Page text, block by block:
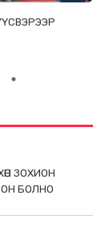
ЗОХИОН
БОЛНО